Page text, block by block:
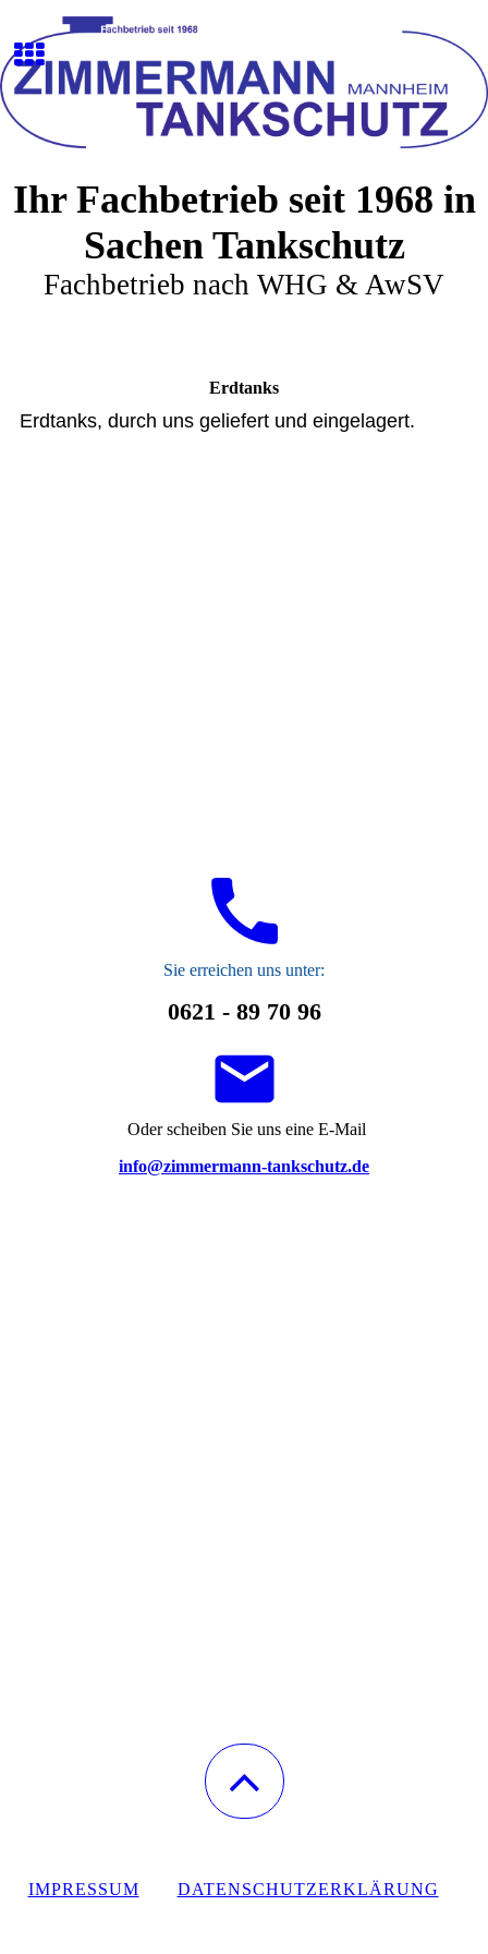
Ihr Fachbetrieb seit 1968 in
Sachen Tankschutz
Fachbetrieb nach WHG & AwSV
Erdtanks
Erdtanks, durch uns geliefert und eingelagert.
Sie erreichen uns unter:
0621 - 89 70 96
Oder scheiben Sie uns eine E-Mail
info@zimmermann-tankschutz.de
IMPRESSUM DATENSCHUTZERKLÄRUNG